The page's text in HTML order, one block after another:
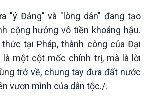
"ý Đảng" và "lòng dân" đang tạo
cộng hưởng vô tiền khoáng hậu.
tại Pháp, thành công của Đại
là một cột mốc chính trị, mà là lời
trở về, chung tay đưa đất nước
vươn mình của dân tộc./.